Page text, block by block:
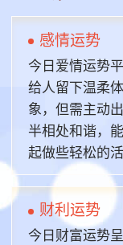
感情运势
今日爱情运势
给人留下温柔
象，但需主动
半相处和谐，
起做些轻松的
财利运势
今日财富运势